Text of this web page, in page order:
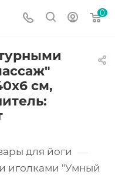
0
см,
для йоги —
иголками "Умный